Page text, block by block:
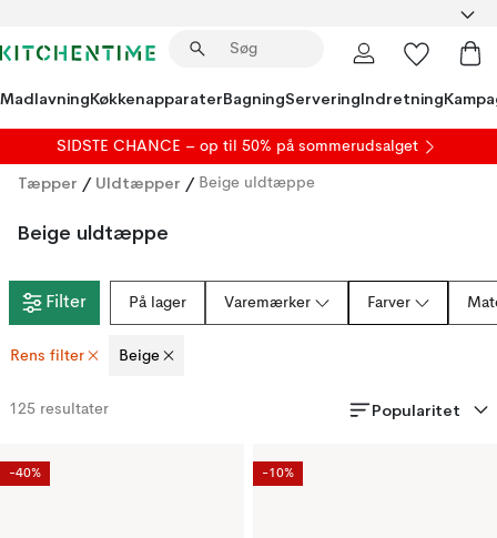
MadlavningKøkkenapparaterBagningServeringIndretning
SIDSTE CHANCE – op til 50% på sommerudsalget
Tæpper / Uldtæpper / Beige uldtæppe
Beige uldtæppe
Filter På lager Varemærker Farver
Rens filter Beige
125 resultater Popularitet
-40% -10%